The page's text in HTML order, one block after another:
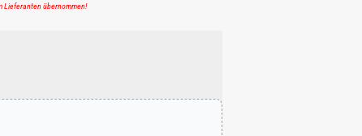
Lieferanten übernommen!